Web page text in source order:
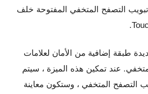
التصفح المتخفي المفتوحة خلف
طبقة إضافية من الأمان لعلامات
عند تمكين هذه الميزة ، سيتم
التصفح المتخفي ، وستكون معاينة